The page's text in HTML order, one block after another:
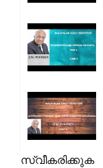
സ്വീകരിക്കുക